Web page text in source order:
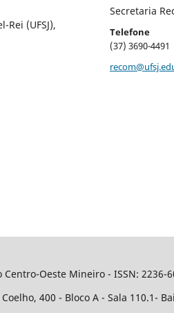
Rei (UFSJ),
Secretaria
Telefone
(37) 3690-4491
Oeste Mineiro - ISSN: 2236-
400 - Bloco A - Sala 110.1-